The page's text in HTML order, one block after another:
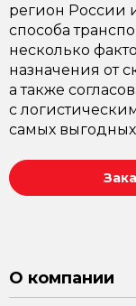
регион России
способа
несколько
назначения от
а также
с
самых
О компании